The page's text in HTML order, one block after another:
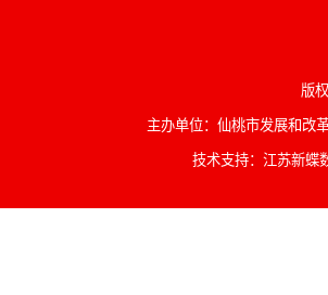
版
主办单位：仙桃市发展和改
技术支持：江苏新